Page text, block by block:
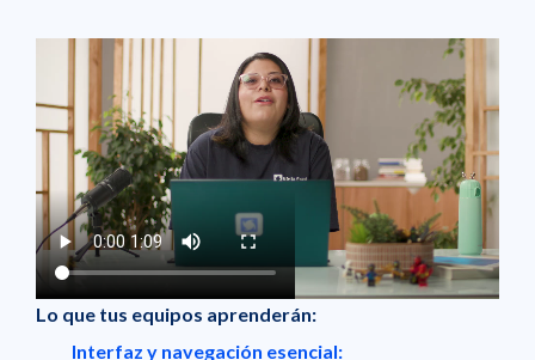
Lo que tus equipos aprenderán:
Interfaz y navegación esencial: